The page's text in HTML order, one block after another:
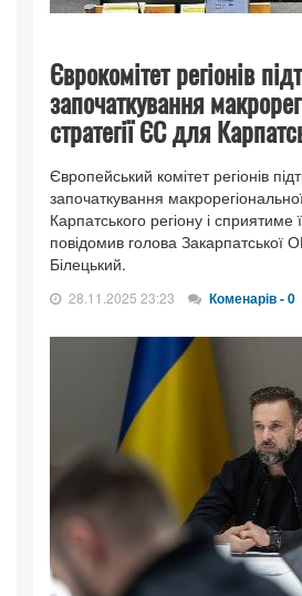
Єврокомітет регіонів
започаткування
стратегії ЄС для
Європейський комітет регіонів
започаткування
Карпатського регіону і сприятиме
повідомив голова Закарпатської
Білецький.
28.11.2025 23:23 Коменарів - 0